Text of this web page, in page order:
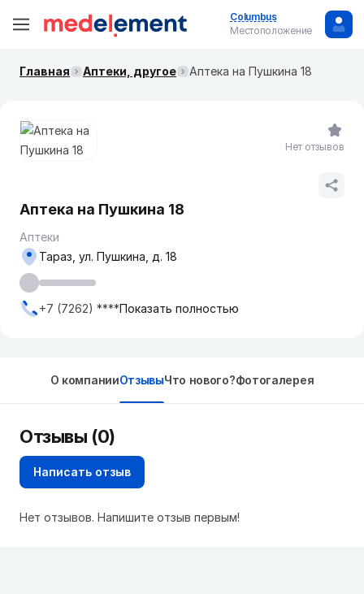
Columbus
Местоположение
Главная Аптеки, другое Аптека на Пушкина 18
Аптека на Пушкина 18
Аптеки
Тараз, ул. Пушкина, д. 18
+7 (7262) ****Показать полностью
Нет отзывов
О компанииОтзывыЧто нового?Фотогалерея
Отзывы (0)
Написать отзыв
Нет отзывов. Напишите отзыв первым!